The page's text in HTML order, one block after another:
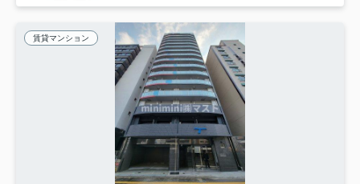
賃貸マンション